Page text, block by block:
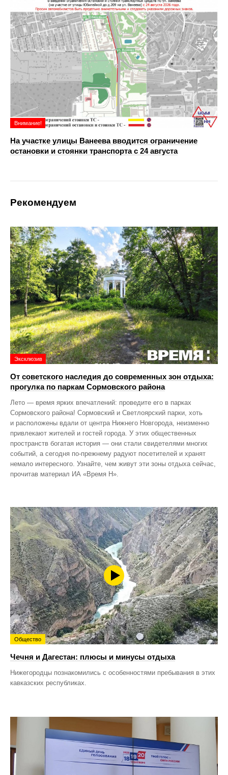
Внимание!
На участке улицы Ванеева вводится ограничение
остановки и стоянки транспорта с 24 августа
Рекомендуем
Эксклюзив
От советского наследия до современных зон отдыха:
прогулка по паркам Сормовского района
Лето — время ярких впечатлений: проведите его в парках
Сормовского района! Сормовский и Светлоярский парки, хоть
и расположены вдали от центра Нижнего Новгорода, неизменно
привлекают жителей и гостей города. У этих общественных
пространств богатая история — они стали свидетелями многих
событий, а сегодня по‑прежнему радуют посетителей и хранят
немало интересного. Узнайте, чем живут эти зоны отдыха сейчас,
прочитав материал ИА «Время Н».
Общество
Чечня и Дагестан: плюсы и минусы отдыха
Нижегородцы познакомились с особенностями пребывания в этих
кавказских республиках.